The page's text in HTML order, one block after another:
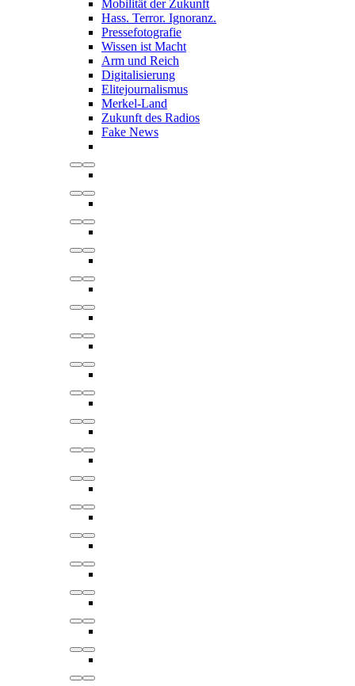
Mobilität der Zukunft
Hass. Terror. Ignoranz.
Pressefotografie
Wissen ist Macht
Arm und Reich
Digitalisierung
Elitejournalismus
Merkel-Land
Zukunft des Radios
Fake News